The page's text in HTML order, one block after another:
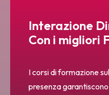
Interazione
Con i migliori
I corsi di formazione
presenza